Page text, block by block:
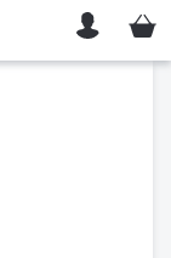
Mein